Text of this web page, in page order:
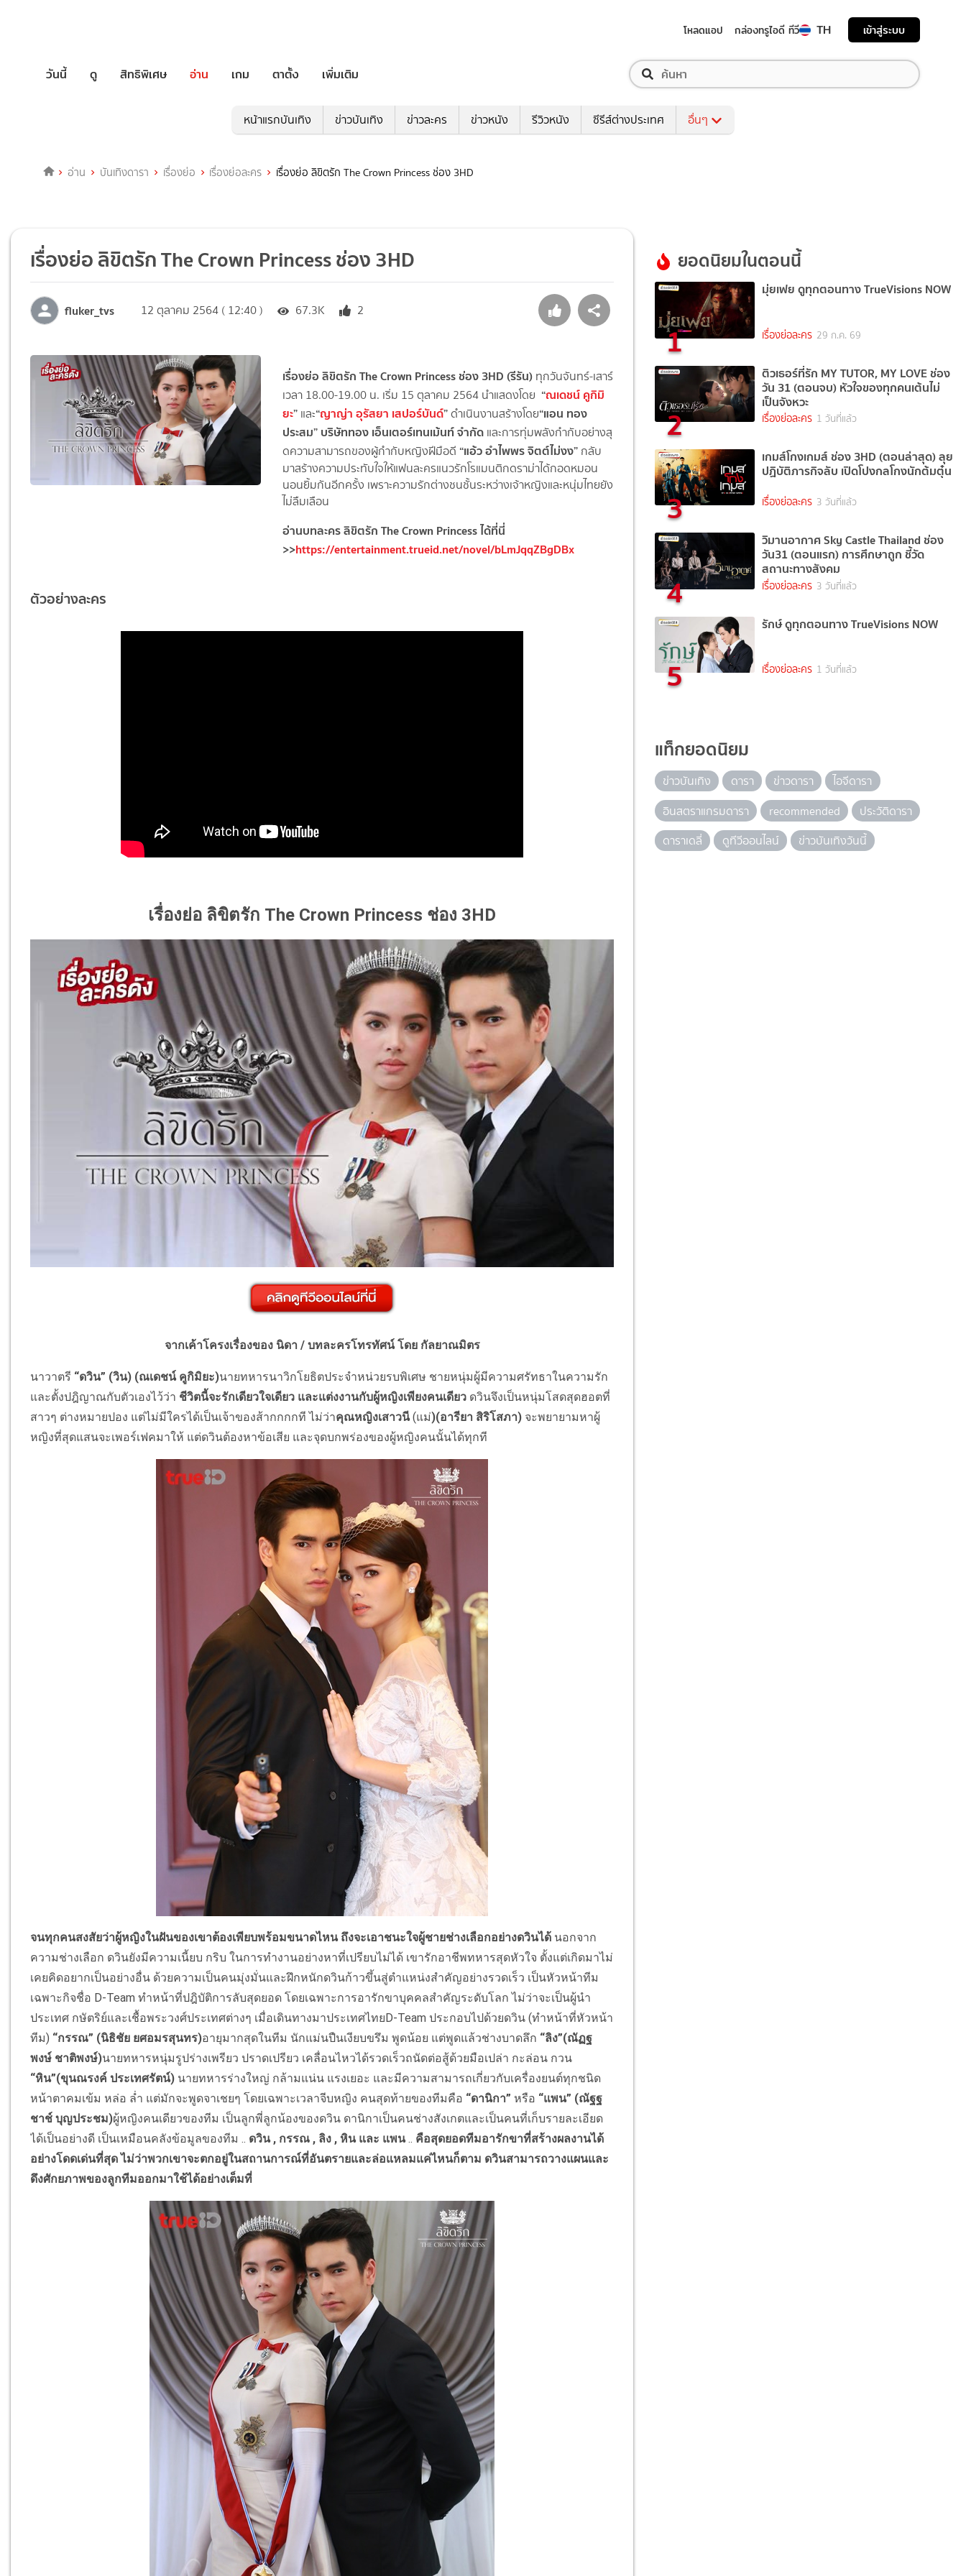
โหลดแอป กล่องทรูไอดี ทีวี TH เข้าสู่ระบบ
วันนี้ ดู สิทธิพิเศษ อ่าน เกม ตาตั้ง เพิ่มเติม
หน้าแรกบันเทิง ข่าวบันเทิง ข่าวละคร ข่าวหนัง รีวิวหนัง ซีรีส์ต่างประเทศ อื่นๆ
อ่าน บันเทิงดารา เรื่องย่อ เรื่องย่อละคร เรื่องย่อ ลิขิตรัก The Crown Princess ช่อง 3HD
เรื่องย่อ ลิขิตรัก The Crown Princess ช่อง 3HD
fluker_tvs 12 ตุลาคม 2564 ( 12:40 ) 67.3K 2
เรื่องย่อ ลิขิตรัก The Crown Princessช่อง 3HD (รีรัน) ทุกวันจันทร์-เสาร์
เวลา 18.00-19.00 น. เริ่ม 15 ตุลาคม 2564 นำแสดงโดย “ณเดชน์ คูกิมิ
ยะ” และ“ญาญ่า อุรัสยา เสปอร์บันด์”ดำเนินงานสร้างโดย“แอน ทอง
ประสม”บริษัททอง เอ็นเตอร์เทนเม้นท์ จำกัด และการทุ่มพลังกำกับอย่างสุ
ดความสามารถของผู้กำกับหญิงฝีมือดี “แอ้ว อำไพพร จิตต์ไม่งง” กลับ
มาสร้างความประทับใจให้แฟนละครแนวรักโรแมนติกดราม่าได้กอดหมอน
นอนยิ้มกันอีกครั้ง เพราะความรักต่างชนชั้นระหว่างเจ้าหญิงและหนุ่มไทยยัง
ไม่ลืมเลือน
อ่านบทละคร ลิขิตรัก The Crown Princess ได้ที่นี่
>>https://entertainment.trueid.net/novel/bLmJqqZBgDBx
ตัวอย่างละคร
เรื่องย่อ ลิขิตรัก The Crown Princess ช่อง 3HD
จากเค้าโครงเรื่องของ นิดา / บทละครโทรทัศน์ โดย กัลยาณมิตร
นาวาตรี “ดวิน” (วิน) (ณเดชน์ คูกิมิยะ)นายทหารนาวิกโยธิตประจำหน่วยรบพิเศษ ชายหนุ่มผู้มีความศรัทธาในความรัก
และตั้งปฎิญาณกับตัวเองไว้ว่า ชีวิตนี้จะรักเดียวใจเดียว และแต่งงานกับผู้หญิงเพียงคนเดียว ดวินจึงเป็นหนุ่มโสดสุดฮอตที่
สาวๆ ต่างหมายปอง แต่ไม่มีใครได้เป็นเจ้าของส้ากกกกที ไม่ว่าคุณหญิงเสาวนี(แม่)(อารียา สิริโสภา) จะพยายามหาผู้
หญิงที่สุดแสนจะเพอร์เฟคมาให้ แต่ดวินต้องหาข้อเสีย และจุดบกพร่องของผู้หญิงคนนั้นได้ทุกที
จนทุกคนสงสัยว่าผู้หญิงในฝันของเขาต้องเพียบพร้อมขนาดไหน ถึงจะเอาชนะใจผู้ชายช่างเลือกอย่างดวินได้ นอกจาก
ความช่างเลือก ดวินยังมีความเนี้ยบ กริบ ในการทำงานอย่างหาที่เปรียบไม่ได้ เขารักอาชีพทหารสุดหัวใจ ตั้งแต่เกิดมาไม่
เคยคิดอยากเป็นอย่างอื่น ด้วยความเป็นคนมุ่งมั่นและฝึกหนักดวินก้าวขึ้นสู่ตำแหน่งสำคัญอย่างรวดเร็ว เป็นหัวหน้าทีม
เฉพาะกิจชื่อ D-Team ทำหน้าที่ปฎิบัติการลับสุดยอด โดยเฉพาะการอารักขาบุคคลสำคัญระดับโลก ไม่ว่าจะเป็นผู้นำ
ประเทศ กษัตริย์และเชื้อพระวงศ์ประเทศต่างๆ เมื่อเดินทางมาประเทศไทยD-Team ประกอบไปด้วยดวิน (ทำหน้าที่หัวหน้า
ทีม) “กรรณ” (นิธิชัย ยศอมรสุนทร)อายุมากสุดในทีม นักแม่นปืนเงียบขรึม พูดน้อย แต่พูดแล้วช่างบาดลึก “ลิง”(ณัฏฐ
พงษ์ ชาติพงษ์)นายทหารหนุ่มรูปร่างเพรียว ปราดเปรียว เคลื่อนไหวได้รวดเร็วถนัดต่อสู้ด้วยมือเปล่า กะล่อน กวน
“หิน”(ขุนณรงค์ ประเทศรัตน์) นายทหารร่างใหญ่ กล้ามแน่น แรงเยอะ และมีความสามารถเกี่ยวกับเครื่องยนต์ทุกชนิด
หน้าตาคมเข้ม หล่อ ล่ำ แต่มักจะพูดจาเชยๆ โดยเฉพาะเวลาจีบหญิง คนสุดท้ายของทีมคือ “ดานิกา” หรือ “แพน” (ณัฐฐ
ชาช์ บุญประชม)ผู้หญิงคนเดียวของทีม เป็นลูกพี่ลูกน้องของดวิน ดานิกาเป็นคนช่างสังเกตและเป็นคนที่เก็บรายละเอียด
ได้เป็นอย่างดี เป็นเหมือนคลังข้อมูลของทีม .. ดวิน , กรรณ , ลิง , หิน และ แพน.. คือสุดยอดทีมอารักขาที่สร้างผลงานได้
อย่างโดดเด่นที่สุด ไม่ว่าพวกเขาจะตกอยู่ในสถานการณ์ที่อันตรายและล่อแหลมแค่ไหนก็ตาม ดวินสามารถวางแผนและ
ดึงศักยภาพของลูกทีมออกมาใช้ได้อย่างเต็มที่
ยอดนิยมในตอนนี้
1
มุ่ยเฟย ดูทุกตอนทาง TrueVisions NOW
เรื่องย่อละคร 29 ก.ค. 69
2
ติวเธอร์ที่รัก MY TUTOR, MY LOVE ช่อง
วัน 31 (ตอนจบ) หัวใจของทุกคนเต้นไม่
เป็นจังหวะ
เรื่องย่อละคร 1 วันที่แล้ว
3
เกมส์โกงเกมส์ ช่อง 3HD (ตอนล่าสุด) ลุย
ปฏิบัติภารกิจลับ เปิดโปงกลโกงนักต้มตุ๋น
เรื่องย่อละคร 3 วันที่แล้ว
4
วิมานอากาศ Sky Castle Thailand ช่อง
วัน31 (ตอนแรก) การศึกษาถูก ชี้วัด
สถานะทางสังคม
เรื่องย่อละคร 3 วันที่แล้ว
5
รักษ์ ดูทุกตอนทาง TrueVisions NOW
เรื่องย่อละคร 1 วันที่แล้ว
แท็กยอดนิยม
ข่าวบันเทิง ดารา ข่าวดารา
ไอจีดารา
อินสตราแกรมดารา
recommended
ประวัติดารา
ดาราเดลี่
ดูทีวีออนไลน์ ข่าวบันเทิงวันนี้